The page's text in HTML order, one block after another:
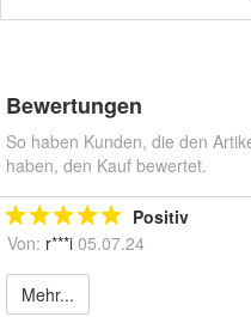
Bewertungen
So haben Kunden, die den
haben, den Kauf bewertet.
Positiv
Von: r***i 05.07.24
Mehr...